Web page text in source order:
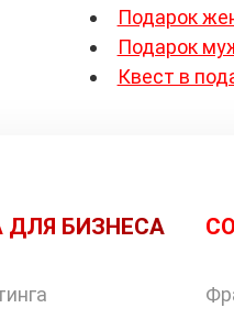
Подарок
Подарок
Квест в
ДЛЯ БИЗНЕСА